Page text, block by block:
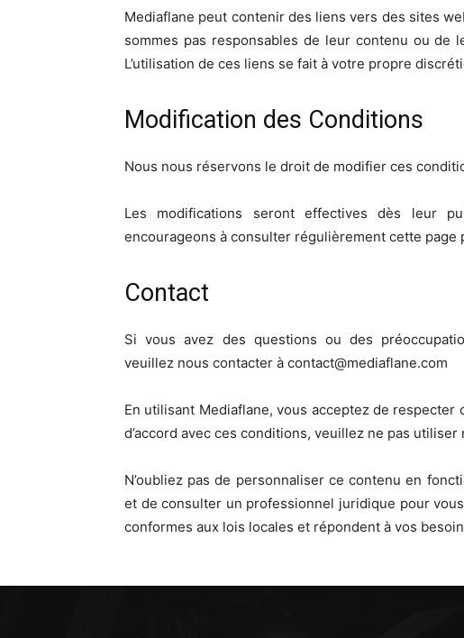
Mediaflane peut contenir des liens vers des sites
sommes pas responsables de leur contenu ou de
L’utilisation de ces liens se fait à votre propre
Modification des Conditions
Nous nous réservons le droit de modifier ces
Les modifications seront effectives dès leur
encourageons à consulter régulièrement cette
Contact
Si vous avez des questions ou des
veuillez nous contacter à contact@mediaflane.com
En utilisant Mediaflane, vous acceptez de respecter
d’accord avec ces conditions, veuillez ne pas
N’oubliez pas de personnaliser ce contenu en
et de consulter un professionnel juridique pour
conformes aux lois locales et répondent à vos